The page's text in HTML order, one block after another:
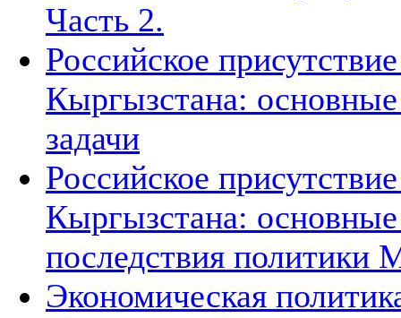
Часть 2.
Российское
Кыргызстана: основные
задачи
Российское
Кыргызстана:
последствия политики
Экономическая